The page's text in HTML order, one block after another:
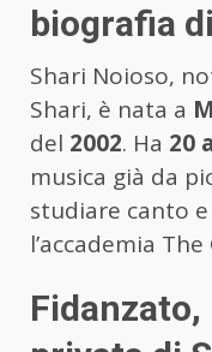
biografia
Shari Noioso,
Shari, è nata a
del 2002. Ha 20
musica già da
studiare canto
l’accademia